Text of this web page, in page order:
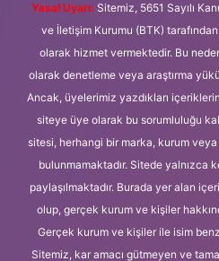
Yasal Uyarı: Sitemiz, 5651 Sayılı
ve İletişim Kurumu (BTK) tarafından
olarak hizmet vermektedir. Bu
olarak denetleme veya araştırma
Ancak, üyelerimiz yazdıkları
siteye üye olarak bu sorumluluğu
sitesi, herhangi bir marka, kurum veya
bulunmamaktadır. Sitede yalnızca
paylaşılmaktadır. Burada yer alan
olup, gerçek kurum ve kişiler
Gerçek kurum ve kişiler ile isim
Sitemiz, kar amacı gütmeyen ve